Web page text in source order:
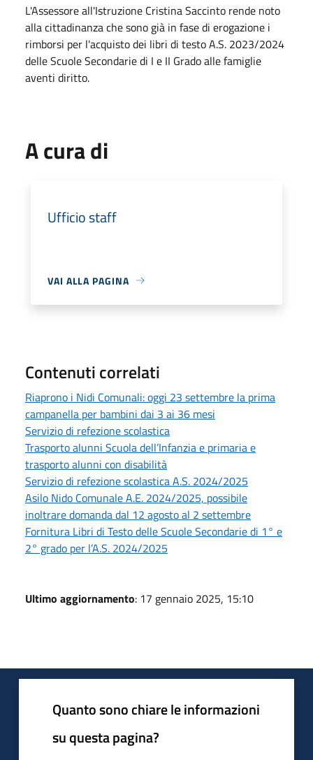
L'Assessore all'Istruzione Cristina Saccinto rende noto
alla cittadinanza che sono già in fase di erogazione i
rimborsi per l'acquisto dei libri di testo A.S. 2023/2024
delle Scuole Secondarie di I e II Grado alle famiglie
aventi diritto.
A cura di
Ufficio staff
VAI ALLA PAGINA
Contenuti correlati
Riaprono i Nidi Comunali: oggi 23 settembre la prima
campanella per bambini dai 3 ai 36 mesi
Servizio di refezione scolastica
Trasporto alunni Scuola dell’Infanzia e primaria e
trasporto alunni con disabilità
Servizio di refezione scolastica A.S. 2024/2025
Asilo Nido Comunale A.E. 2024/2025, possibile
inoltrare domanda dal 12 agosto al 2 settembre
Fornitura Libri di Testo delle Scuole Secondarie di 1° e
2° grado per l’A.S. 2024/2025
Ultimo aggiornamento: 17 gennaio 2025, 15:10
Quanto sono chiare le informazioni
su questa pagina?